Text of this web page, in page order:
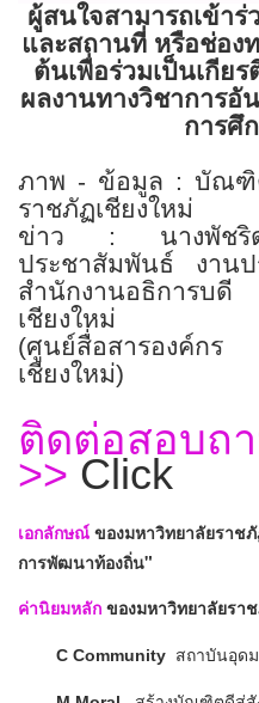
ผู้สนใจสามารถเข้า
และสถานที่ หรือช่อง
ต้นเพื่อร่วมเป็นเกีย
ผลงานทางวิชาการอั
การศึ
ภาพ - ข้อมูล : บัณฑิ
ราชภัฏเชียงใหม่
ข่าว : นางพัช
ประชาสัมพันธ์ งาน
สำนักงานอธิการ
เชียงใหม่
(ศูนย์สื่อสารองค์ก
เชียงใหม่)
ติดต่อสอบถ
>> Click
เอกลักษณ์ ของมหาวิทยาลัยราช
การพัฒนาท้องถิ่น"
ค่านิยมหลัก ของมหาวิทยาลัยรา
C Community สถาบันอุด